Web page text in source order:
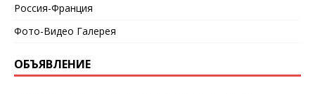
Россия-Франция
Фото-Видео Галерея
ОБЪЯВЛЕНИЕ